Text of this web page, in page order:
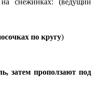
снежинках: (ведущий
по кругу)
затем проползают под